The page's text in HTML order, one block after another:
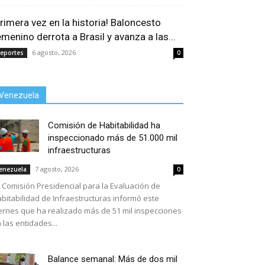
vez en la historia! Baloncesto
derrota a Brasil y avanza a las...
6 agosto, 2026 0
Comisión de Habitabilidad ha
inspeccionado más de 51.000 mil
infraestructuras
7 agosto, 2026 0
Comisión Presidencial para la Evaluación de
de Infraestructuras informó este
que ha realizado más de 51 mil inspecciones
las entidades...
Balance semanal: Más de dos mil